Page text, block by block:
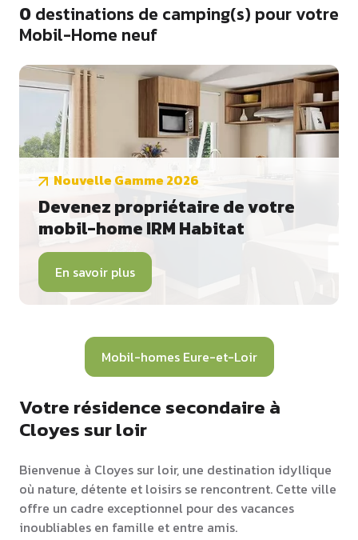
0destinations de camping(s) pour votre
Mobil-Home neuf
Nouvelle Gamme 2026
Devenez propriétaire de votre
mobil-home IRM Habitat
En savoir plus
Mobil-homes Eure-et-Loir
Votre résidence secondaire à
Cloyes sur loir
Bienvenue à Cloyes sur loir, une destination idyllique
où nature, détente et loisirs se rencontrent. Cette ville
offre un cadre exceptionnel pour des vacances
inoubliables en famille et entre amis.